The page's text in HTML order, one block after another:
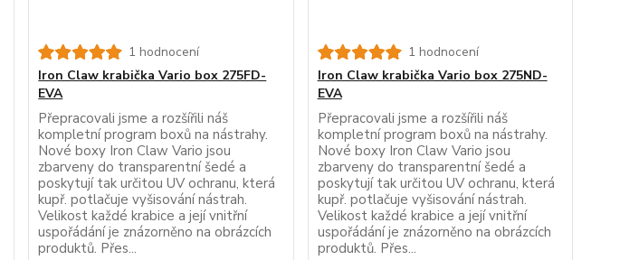
1 hodnocení
Iron Claw krabička Vario box 275FD-
EVA
Přepracovali jsme a rozšířili náš
kompletní program boxů na nástrahy.
Nové boxy Iron Claw Vario jsou
zbarveny do transparentní šedé a
poskytují tak určitou UV ochranu, která
kupř. potlačuje vyšisování nástrah.
Velikost každé krabice a její vnitřní
uspořádání je znázorněno na obrázcích
produktů. Přes...
1 hodnocení
Iron Claw krabička Vario box 275ND-
EVA
Přepracovali jsme a rozšířili náš
kompletní program boxů na nástrahy.
Nové boxy Iron Claw Vario jsou
zbarveny do transparentní šedé a
poskytují tak určitou UV ochranu, která
kupř. potlačuje vyšisování nástrah.
Velikost každé krabice a její vnitřní
uspořádání je znázorněno na obrázcích
produktů. Přes...